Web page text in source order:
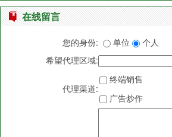
在线留言
您的身份: 单位
个人
希望代理区域:
代理渠道:
终端销售
广告炒作